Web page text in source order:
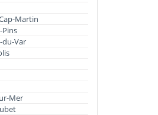
Martin
Var
Mer